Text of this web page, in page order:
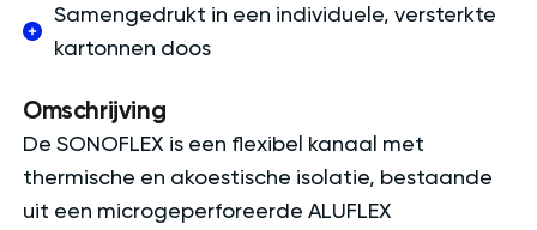
Samengedrukt in een individuele, versterkte
kartonnen doos
Omschrijving
De SONOFLEX is een flexibel kanaal met
thermische en akoestische isolatie, bestaande
uit een microgeperforeerde ALUFLEX